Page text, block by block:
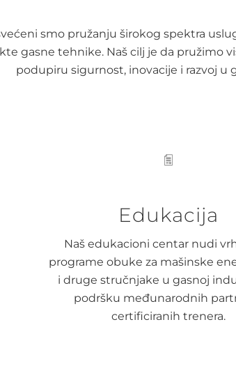
smo pružanju širokog spektra
gasne tehnike. Naš cilj je da pružimo
podupiru sigurnost, inovacije i razvoj u
Edukacija
Naš edukacioni centar nudi
programe obuke za mašinske
i druge stručnjake u gasnoj
podršku međunarodnih
certificiranih trenera.